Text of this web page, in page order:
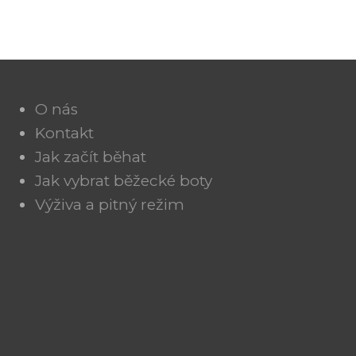
O nás
Kontakt
Jak začít běhat
Jak vybrat běžecké boty
Výživa a pitný režim